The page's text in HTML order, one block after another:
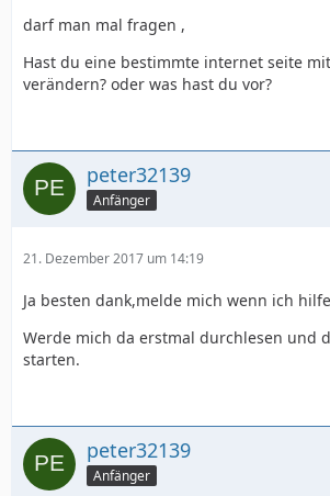
darf man mal fragen ,
Hast du eine bestimmte internet seite
verändern? oder was hast du vor?
peter32139
Anfänger
21. Dezember 2017 um 14:19
Ja besten dank,melde mich wenn ich
Werde mich da erstmal durchlesen und
starten.
peter32139
Anfänger